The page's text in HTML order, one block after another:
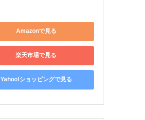
Amazonで見る
楽天市場で見る
Yahoo!ショッピングで見る